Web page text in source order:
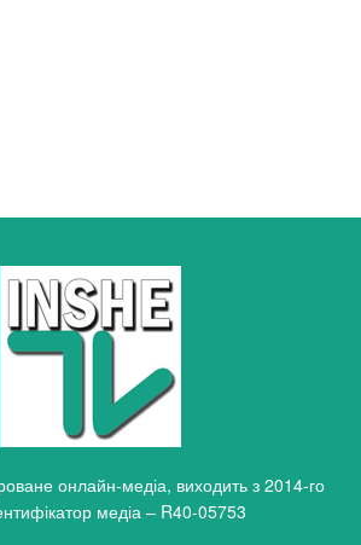
онлайн-медіа, виходить з 2014-го
медіа – R40-05753